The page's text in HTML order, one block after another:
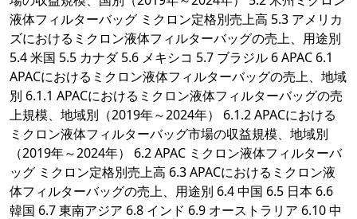
液体フィルターバッグ ミクロン定格別売上高 5.3 アメリカ
ズにおけるミクロン液体フィルターバッグの売上、用途別
5.4 米国 5.5 カナダ 5.6 メキシコ 5.7 ブラジル 6 APAC 6.1
APACにおけるミクロン液体フィルターバッグの売上、地域
別 6.1.1 APACにおけるミクロン液体フィルターバッグの売
上規模、地域別（2019年～2024年） 6.1.2 APACにおける
ミクロン液体フィルターバッグ市場の収益規模、地域別
（2019年～2024年） 6.2 APAC ミクロン液体フィルターバ
ッグ ミクロン定格別売上高 6.3 APACにおけるミクロン液
体フィルターバッグの売上、用途別 6.4 中国 6.5 日本 6.6
韓国 6.7 東南アジア 6.8 インド 6.9 オーストラリア 6.10 中